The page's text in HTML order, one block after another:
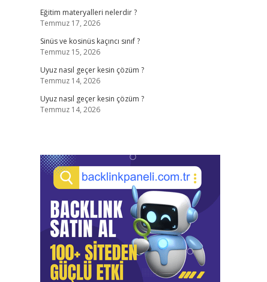
Eğitim materyalleri nelerdir ?
Temmuz 17, 2026
Sinüs ve kosinüs kaçıncı sınıf ?
Temmuz 15, 2026
Uyuz nasıl geçer kesin çözüm ?
Temmuz 14, 2026
Uyuz nasıl geçer kesin çözüm ?
Temmuz 14, 2026